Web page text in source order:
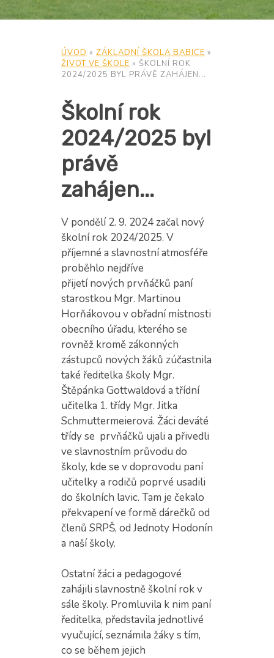
ÚVOD » ZÁKLADNÍ ŠKOLA BABICE »
ŽIVOT VE ŠKOLE » ŠKOLNÍ ROK
2024/2025 BYL PRÁVĚ ZAHÁJEN...
Školní rok
2024/2025 byl
právě
zahájen...
V pondělí 2. 9. 2024 začal nový
školní rok 2024/2025. V
příjemné a slavnostní atmosféře
proběhlo nejdříve
přijetí nových prvňáčků paní
starostkou Mgr. Martinou
Horňákovou v obřadní místnosti
obecního úřadu, kterého se
rovněž kromě zákonných
zástupců nových žáků zúčastnila
také ředitelka školy Mgr.
Štěpánka Gottwaldová a třídní
učitelka 1. třídy Mgr. Jitka
Schmuttermeierová. Žáci deváté
třídy se prvňáčků ujali a přivedli
ve slavnostním průvodu do
školy, kde se v doprovodu paní
učitelky a rodičů poprvé usadili
do školních lavic. Tam je čekalo
překvapení ve formě dárečků od
členů SRPŠ, od Jednoty Hodonín
a naší školy.
Ostatní žáci a pedagogové
zahájili slavnostně školní rok v
sále školy. Promluvila k nim paní
ředitelka, představila jednotlivé
vyučující, seznámila žáky s tím,
co se během jejich